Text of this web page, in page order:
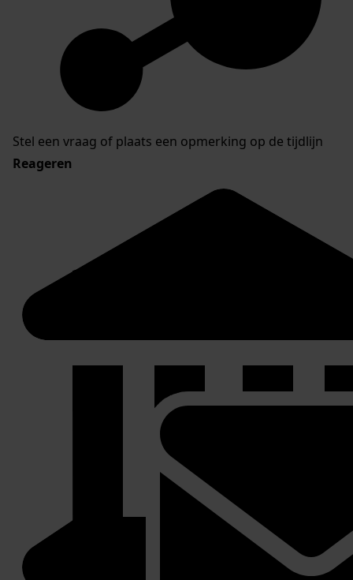
Stel een vraag of plaats een opmerking op de tijdlijn
Reageren